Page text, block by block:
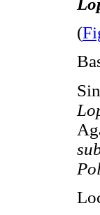
(